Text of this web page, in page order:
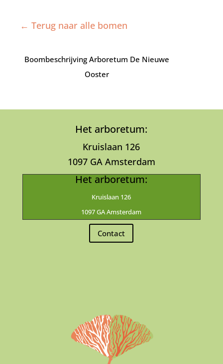
← Terug naar alle bomen
Boombeschrijving Arboretum De Nieuwe
Ooster
Het arboretum:
Kruislaan 126
1097 GA Amsterdam
Het arboretum:
Kruislaan 126
1097 GA Amsterdam
Contact